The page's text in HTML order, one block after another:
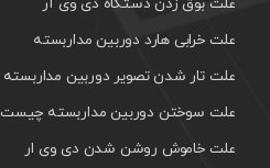
علت خرابی هارد دوربین مداربسته
علت تار شدن تصویر دوربین مداربسته
علت سوختن دوربین مداربسته چیست
علت خاموش روشن شدن دی وی ار